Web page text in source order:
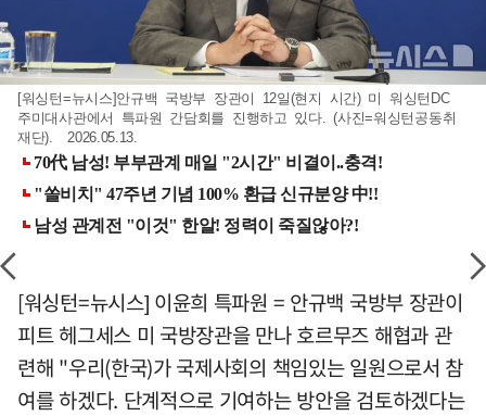
[워싱턴=뉴시스]안규백 국방부 장관이 12일(현지 시간) 미 워싱턴DC
주미대사관에서 특파원 간담회를 진행하고 있다. (사진=워싱턴공동취
재단). 2026.05.13.
[워싱턴=뉴시스] 이윤희 특파원 = 안규백 국방부 장관이
피트 헤그세스 미 국방장관을 만나 호르무즈 해협과 관
련해 "우리(한국)가 국제사회의 책임있는 일원으로서 참
여를 하겠다. 단계적으로 기여하는 방안을 검토하겠다는